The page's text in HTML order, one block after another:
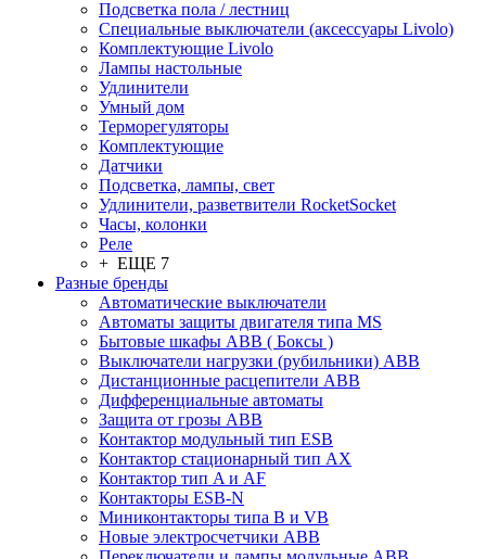
Подсветка пола / лестниц
Специальные выключатели (аксессуары Livolo)
Комплектующие Livolo
Лампы настольные
Удлинители
Умный дом
Терморегуляторы
Комплектующие
Датчики
Подсветка, лампы, свет
Удлинители, разветвители RocketSocket
Часы, колонки
Реле
+ ЕЩЕ 7
Разные бренды
Автоматические выключатели
Автоматы защиты двигателя типа MS
Бытовые шкафы ABB ( Боксы )
Выключатели нагрузки (рубильники) ABB
Дистанционные расцепители ABB
Дифференциальные автоматы
Защита от грозы ABB
Контактор модульный тип ESB
Контактор стационарный тип AX
Контактор тип A и AF
Контакторы ESB-N
Миниконтакторы типа B и VB
Новые электросчетчики ABB